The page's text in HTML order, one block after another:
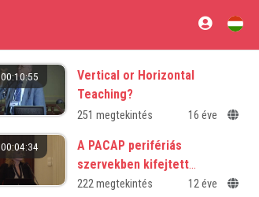
00:10:55
Vertical or Horizontal
Teaching?
251 megtekintés 16 éve
00:04:34
A PACAP perifériás
szervekben kifejtett
protektív és trofikus
222 megtekintés 12 éve